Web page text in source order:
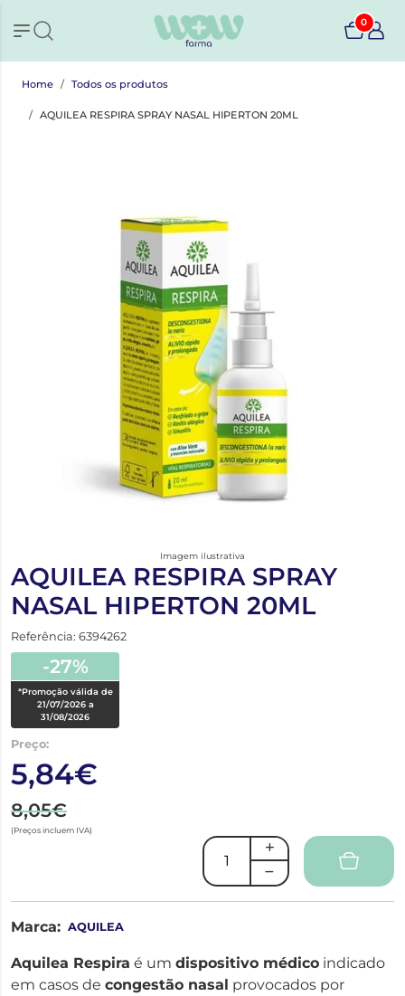
0
Home Todos os produtos
AQUILEA RESPIRA SPRAY NASAL HIPERTON 20ML
Imagem ilustrativa
AQUILEA RESPIRA SPRAY
NASAL HIPERTON 20ML
Referência: 6394262
-27%
*Promoção válida de
21/07/2026 a
31/08/2026
Preço:
5,84€
8,05€
(Preços incluem IVA)
Marca: AQUILEA
Aquilea Respira é um dispositivo médico indicado
em casos de congestão nasal provocados por